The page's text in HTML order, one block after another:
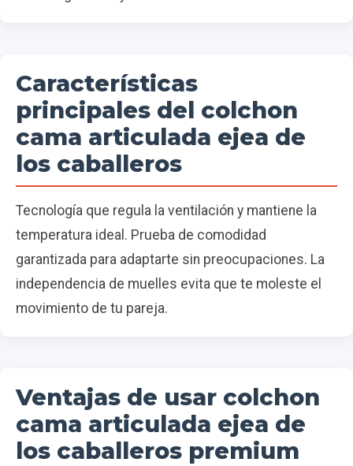
Características
principales del colchon
cama articulada ejea de
los caballeros
Tecnología que regula la ventilación y mantiene la
temperatura ideal. Prueba de comodidad
garantizada para adaptarte sin preocupaciones. La
independencia de muelles evita que te moleste el
movimiento de tu pareja.
Ventajas de usar colchon
cama articulada ejea de
los caballeros premium